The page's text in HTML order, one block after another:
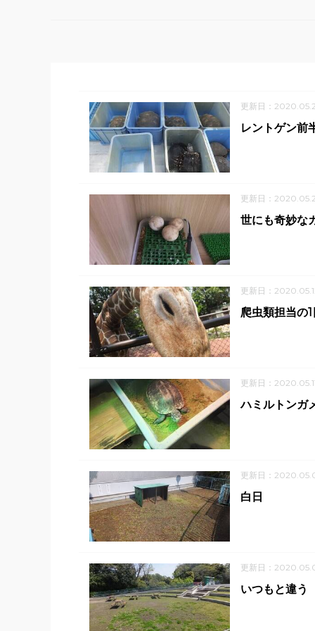
更新日：
レントゲン前
更新日：
世にも奇妙な
更新日：
爬虫類担当の1
更新日：
ハミルトンガ
更新日：
白日
更新日：
いつもと違う